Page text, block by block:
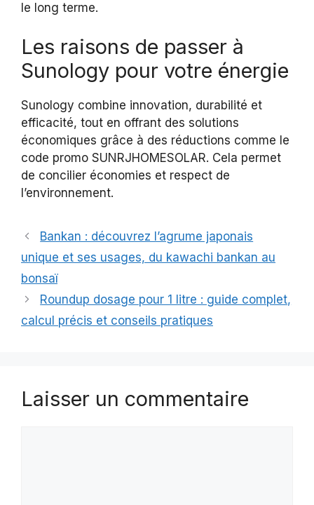
le long terme.
Les raisons de passer à
Sunology pour votre énergie
Sunology combine innovation, durabilité et
efficacité, tout en offrant des solutions
économiques grâce à des réductions comme le
code promo SUNRJHOMESOLAR. Cela permet
de concilier économies et respect de
l’environnement.
Bankan : découvrez l’agrume japonais
unique et ses usages, du kawachi bankan au
bonsaï
Roundup dosage pour 1 litre : guide complet,
calcul précis et conseils pratiques
Laisser un commentaire